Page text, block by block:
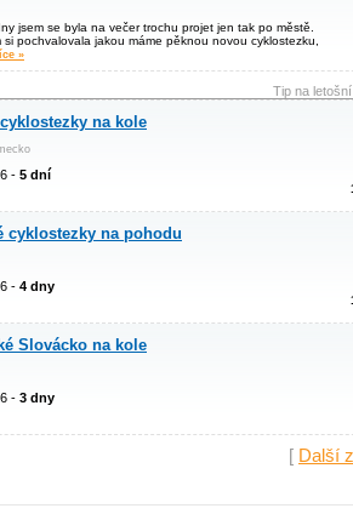
jsem se byla na večer trochu projet jen tak po městě.
si pochvalovala jakou máme pěknou novou cyklostezku,
»
Tip na
na kole
- 5 dní
cyklostezky na pohodu
- 4 dny
Slovácko na kole
- 3 dny
[ Další